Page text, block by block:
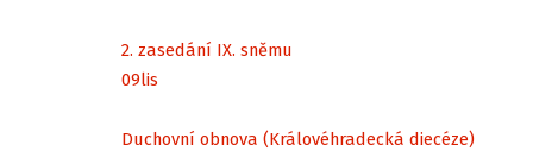
2. zasedání IX. sněmu
09lis
Duchovní obnova (Královéhradecká diecéze)